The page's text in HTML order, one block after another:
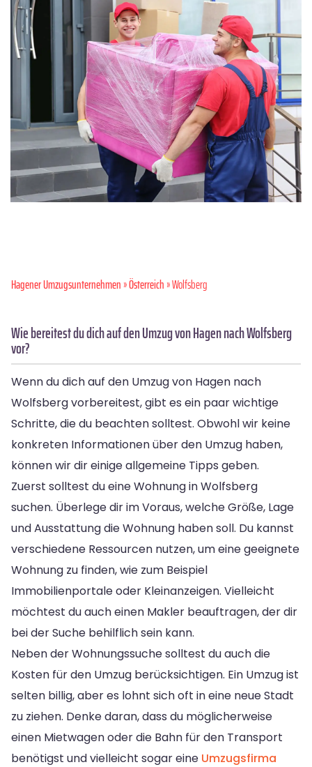
Hagener Umzugsunternehmen»Österreich» Wolfsberg
Wie bereitest du dich auf den Umzug von Hagen nach Wolfsberg
vor?
Wenn du dich auf den Umzug von Hagen nach
Wolfsberg vorbereitest, gibt es ein paar wichtige
Schritte, die du beachten solltest. Obwohl wir keine
konkreten Informationen über den Umzug haben,
können wir dir einige allgemeine Tipps geben.
Zuerst solltest du eine Wohnung in Wolfsberg
suchen. Überlege dir im Voraus, welche Größe, Lage
und Ausstattung die Wohnung haben soll. Du kannst
verschiedene Ressourcen nutzen, um eine geeignete
Wohnung zu finden, wie zum Beispiel
Immobilienportale oder Kleinanzeigen. Vielleicht
möchtest du auch einen Makler beauftragen, der dir
bei der Suche behilflich sein kann.
Neben der Wohnungssuche solltest du auch die
Kosten für den Umzug berücksichtigen. Ein Umzug ist
selten billig, aber es lohnt sich oft in eine neue Stadt
zu ziehen. Denke daran, dass du möglicherweise
einen Mietwagen oder die Bahn für den Transport
benötigst und vielleicht sogar eine Umzugsfirma